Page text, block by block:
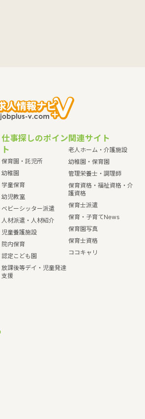
仕事探しのポイン
ト
保育園・託児所
幼稚園
学童保育
幼児教室
ベビーシッター派遣
人材派遣・人材紹介
児童養護施設
院内保育
認定こども園
放課後等デイ・児童発達
支援
関連サイト
老人ホーム・介護施設
幼稚園・保育園
管理栄養士・調理師
保育資格・福祉資格・介
護資格
保育士派遣
保育・子育てNews
保育園写真
保育士資格
ココキャリ